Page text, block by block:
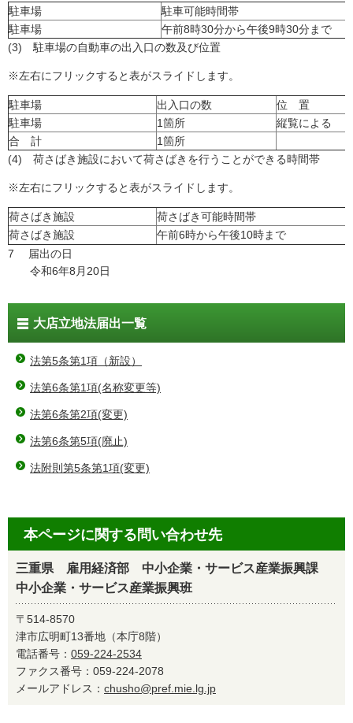
駐車場
駐車可能時間帯
駐車場
午前8時30分から午後9時30分まで
(3) 駐車場の自動車の出入口の数及び位置
※左右にフリックすると表がスライドします。
駐車場 出入口の数
位 置
駐車場
1箇所
縦覧による
合 計
1箇所
(4) 荷さばき施設において荷さばきを行うことができる時間帯
※左右にフリックすると表がスライドします。
荷さばき施設
荷さばき可能時間帯
荷さばき施設
午前6時から午後10時まで
7 届出の日
令和6年8月20日
大店立地法届出一覧
法第5条第1項（新設）
法第6条第1項(名称変更等)
法第6条第2項(変更)
法第6条第5項(廃止)
法附則第5条第1項(変更)
本ページに関する問い合わせ先
三重県 雇用経済部 中小企業・サービス産業振興課
中小企業・サービス産業振興班
〒514-8570
津市広明町13番地（本庁8階）
電話番号： 059-224-2534
ファクス番号：059-224-2078
メールアドレス： chusho@pref.mie.lg.jp